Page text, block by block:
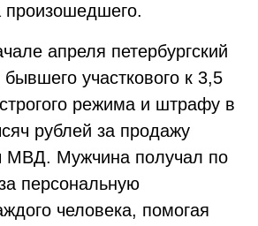
произошедшего.
апреля петербургский
бывшего участкового к 3,5
режима и штрафу в
рублей за продажу
МВД. Мужчина получал по
персональную
человека, помогая